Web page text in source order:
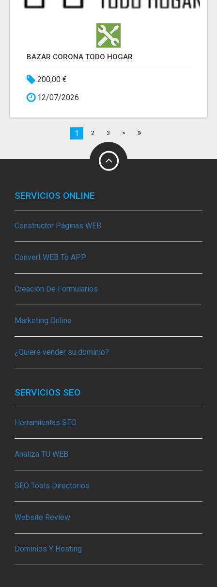
BAZAR CORONA TODO HOGAR
200,00 €
12/07/2026
1 2 3 > »
SERVICIOS ONLINE
Constructor Páginas WEB
Convert WEB To APP
Creación De Formularios
Marketing Online
¿Quiere vender su dominio?
SERVICIOS SEO
Herramientas SEO
Analiza TU WEB
SEO Tools Directorios
Website Review
Dominios Y Hosting